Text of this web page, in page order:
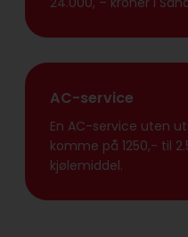
AC-service
En AC-service uten
komme på 1250,- til
kjølemiddel.